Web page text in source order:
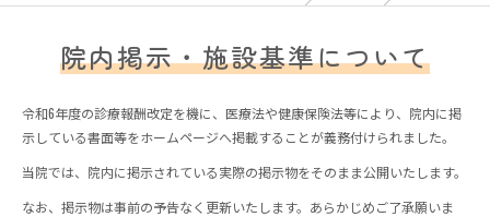
院内掲示・施設基準について
令和6年度の診療報酬改定を機に、医療法や健康保険法等により、院内に掲
示している書面等をホームページへ掲載することが義務付けられました。
当院では、院内に掲示されている実際の掲示物をそのまま公開いたします。
なお、掲示物は事前の予告なく更新いたします。あらかじめご了承願いま